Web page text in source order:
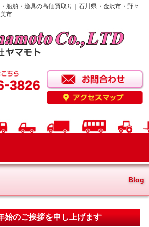
船舶・漁具の高価買取り｜石川県・金沢市・野々
市
Blog
のご挨拶を申し上げます